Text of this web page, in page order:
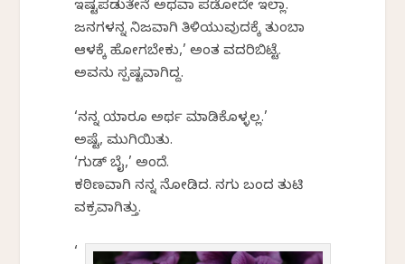
ಇಷ್ಟಪಡುತೇನೆ ಅಥವಾ ಪಡೋದೇ ಇಲ್ಲಾ.
ಜನಗಳನ್ನ ನಿಜವಾಗಿ ತಿಳಿಯುವುದಕ್ಕೆ ತುಂಬಾ
ಆಳಕ್ಕೆ ಹೋಗಬೇಕು,’ ಅಂತ ವದರಿಬಿಟ್ಟೆ.
ಅವನು ಸ್ಪಷ್ಟವಾಗಿದ್ದ.
‘ನನ್ನ ಯಾರೂ ಅರ್ಥ ಮಾಡಿಕೊಳ್ಳಲ್ಲ.’
ಅಷ್ಟೆ, ಮುಗಿಯಿತು.
‘ಗುಡ್ ಬೈ,’ ಅಂದೆ.
ಕಠಿಣವಾಗಿ ನನ್ನ ನೋಡಿದ. ನಗು ಬಂದ ತುಟಿ
ವಕ್ರವಾಗಿತ್ತು.
‘